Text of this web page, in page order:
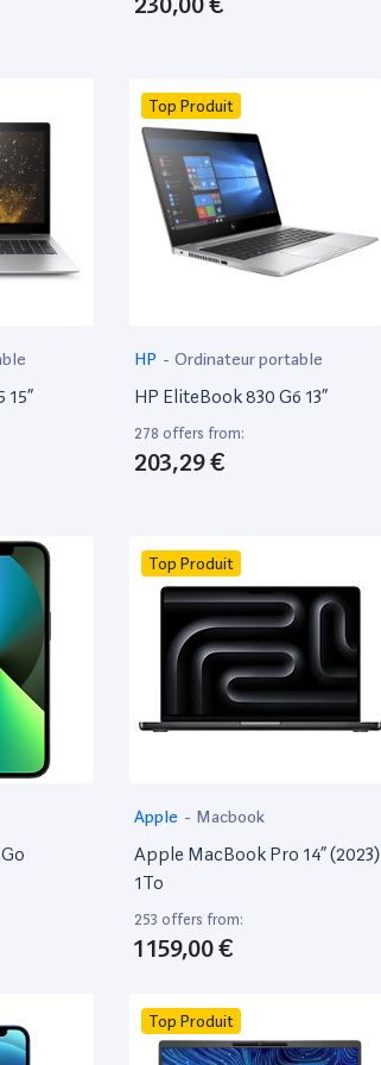
15”
Top Produit
HP - Ordinateur portable
HP EliteBook 830 G6 13”
278 offers from:
203,29 €
Top Produit
Apple - Macbook
Apple MacBook Pro 14” (2023)
1To
253 offers from:
1 159,00 €
Top Produit